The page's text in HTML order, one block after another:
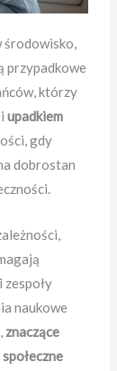
środowisko,
przypadkowe
którzy
iupadkiem
gdy
dobrostan
naukowe
znaczące